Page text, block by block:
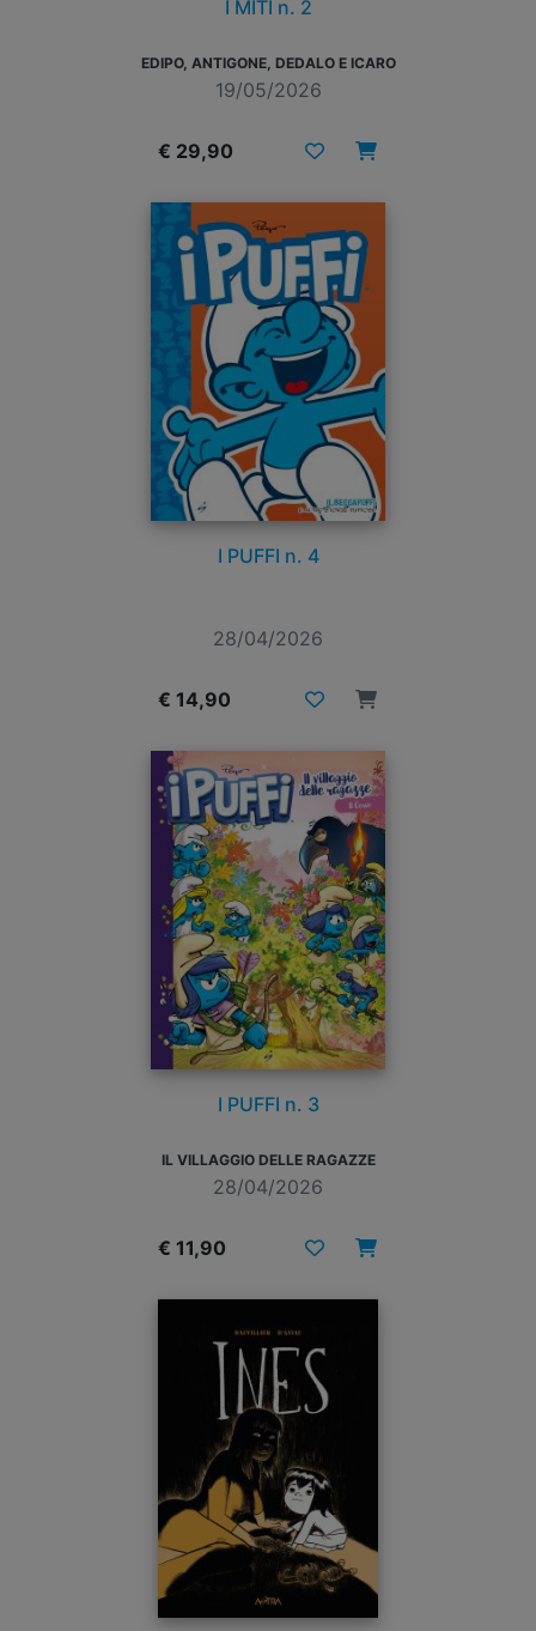
I MITI n. 2
EDIPO, ANTIGONE, DEDALO E ICARO
19/05/2026
€ 29,90
I PUFFI n. 4
28/04/2026
€ 14,90
I PUFFI n. 3
IL VILLAGGIO DELLE RAGAZZE
28/04/2026
€ 11,90